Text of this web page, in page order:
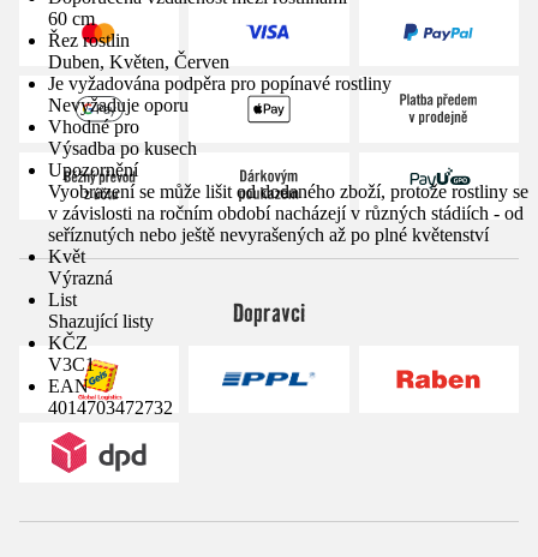
60 cm
Řez rostlin
Duben, Květen, Červen
Je vyžadována podpěra pro popínavé rostliny
Nevyžaduje oporu
Vhodné pro
Výsadba po kusech
Upozornění
Vyobrazení se může lišit od dodaného zboží, protože rostliny se
v závislosti na ročním období nacházejí v různých stádiích - od
seříznutých nebo ještě nevyrašených až po plné květenství
Květ
Výrazná
List
Shazující listy
KČZ
V3C1
EAN
4014703472732
Dopravci